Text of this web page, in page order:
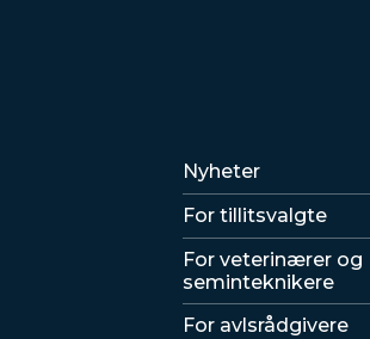
Lenker
Nyheter
For tillitsvalgte
For veterinærer og
seminteknikere
For avlsrådgivere